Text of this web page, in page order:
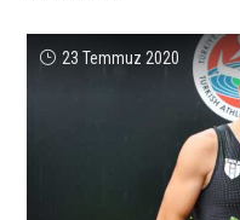
23 Temmuz 2020